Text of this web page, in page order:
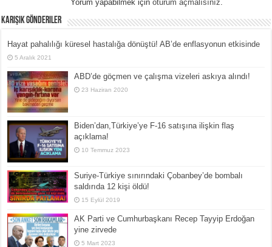
Yorum yapabilmek içinoturum açmalısınız.
Karışık Gönderiler
Hayat pahalılığı küresel hastalığa dönüştü! AB’de enflasyonun etkisinde
5 Aralık 2021
ABD’de göçmen ve çalışma vizeleri askıya alındı!
23 Haziran 2020
Biden’dan,Türkiye’ye F-16 satışına ilişkin flaş
açıklama!
10 Temmuz 2023
Suriye-Türkiye sınırındaki Çobanbey’de bombalı
saldırıda 12 kişi öldü!
15 Eylül 2019
AK Parti ve Cumhurbaşkanı Recep Tayyip Erdoğan
yine zirvede
5 Mart 2023